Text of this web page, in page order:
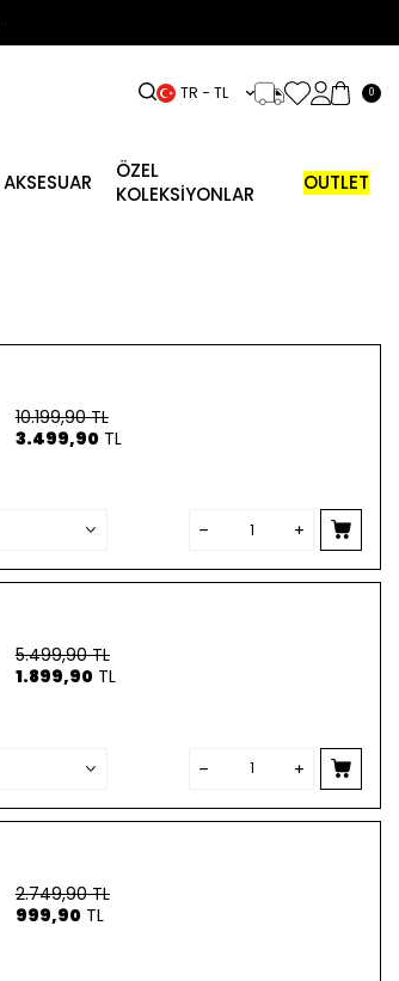
TR − TL 0
AKSESUAR
ÖZEL
KOLEKSİYONLAR
OUTLET
10.199,90TL
3.499,90TL
5.499,90TL
1.899,90TL
2.749,90TL
999,90TL